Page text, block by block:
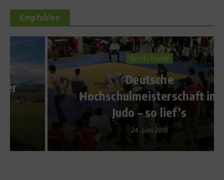
Empfohlen
Sports Inside
Deutsche
Hochschulmeisterschaft im
Judo – so lief’s
24. Juni 2010